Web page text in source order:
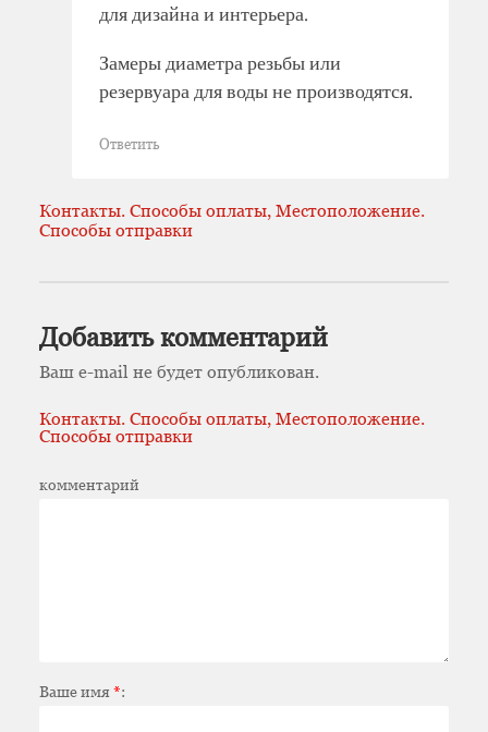
для дизайна и интерьера.
Замеры диаметра резьбы или
резервуара для воды не производятся.
Ответить
Контакты. Способы оплаты, Местоположение.
Способы отправки
Добавить комментарий
Ваш e-mail не будет опубликован.
Контакты. Способы оплаты, Местоположение.
Способы отправки
комментарий
Ваше имя*: